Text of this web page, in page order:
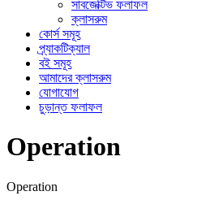
সাবজেক্টিভ ফলাফল
ক্লাসরুম
কোর্স সমূহ
প্র্যাকটিক্যাল
বই সমূহ
আমাদের ক্লাসরুম
যোগাযোগ
চুড়ান্ত ফলাফল
Operation
Operation